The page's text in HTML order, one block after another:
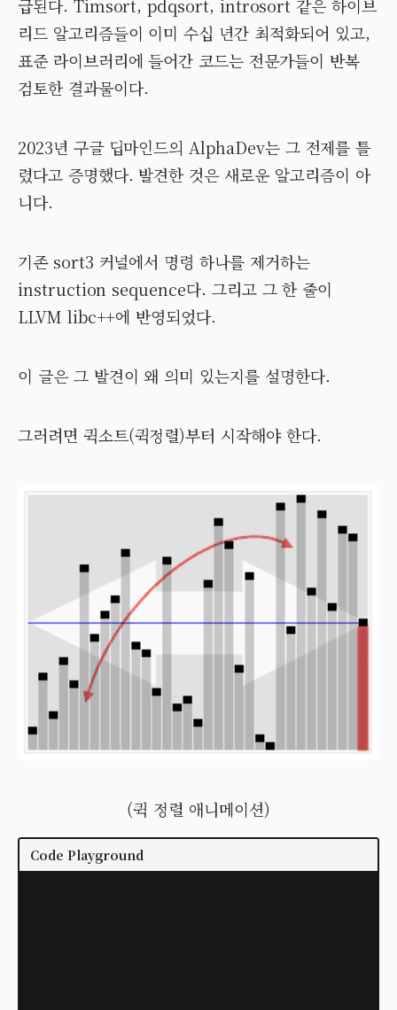
급된다. Timsort, pdqsort, introsort 같은 하이브
리드 알고리즘들이 이미 수십 년간 최적화되어 있고,
표준 라이브러리에 들어간 코드는 전문가들이 반복
검토한 결과물이다.
2023년 구글 딥마인드의 AlphaDev는 그 전제를 틀
렸다고 증명했다. 발견한 것은 새로운 알고리즘이 아
니다.
기존 sort3 커널에서 명령 하나를 제거하는
instruction sequence다. 그리고 그 한 줄이
LLVM libc++에 반영되었다.
이 글은 그 발견이 왜 의미 있는지를 설명한다.
그러려면 퀵소트(퀵정렬)부터 시작해야 한다.
(퀵 정렬 애니메이션)
Code Playground